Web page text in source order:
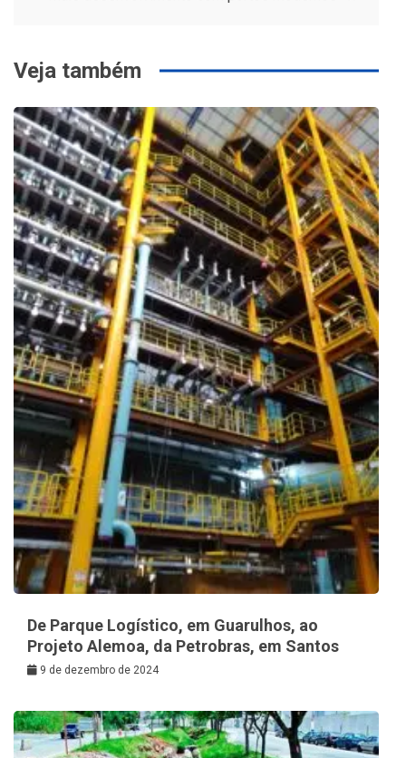
Veja também
De Parque Logístico, em Guarulhos, ao
Projeto Alemoa, da Petrobras, em Santos
9 de dezembro de 2024